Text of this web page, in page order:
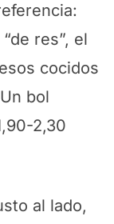
res”, el
cocidos
bol
2,30
al lado,